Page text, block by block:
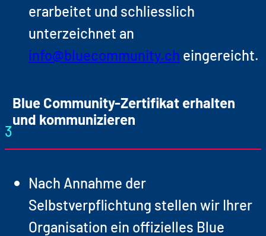
erarbeitet und schliesslich
unterzeichnet an
info@bluecommunity.ch eingereicht.
3
Blue Community-Zertifikat erhalten
und kommunizieren
Nach Annahme der
Selbstverpflichtung stellen wir Ihrer
Organisation ein offizielles Blue